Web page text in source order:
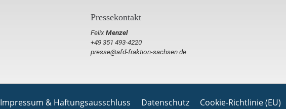
Pressekontakt
FelixMenzel
+49 351 493-4220
presse@afd-fraktion-sachsen.de
Impressum & Haftungsausschluss Datenschutz Cookie-Richtlinie (EU)